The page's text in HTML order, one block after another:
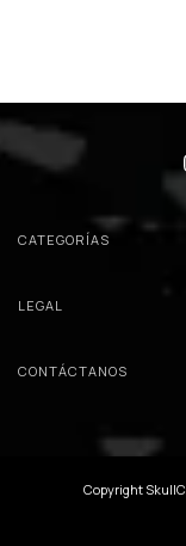
CATEGORÍAS
LEGAL
CONTÁCTANOS
Copyright